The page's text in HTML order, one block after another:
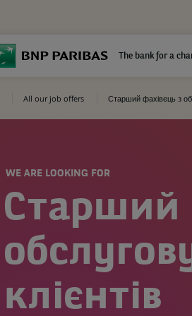
The bank for a
All our job offers Старший фахівець з
WE ARE LOOKING FOR
Старший
клієнтів